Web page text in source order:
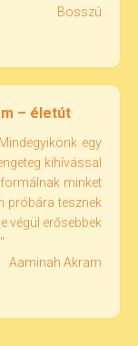
Bosszú
– életút
egy
kihívással
minket
próbára tesznek
végül erősebbek
Aaminah Akram